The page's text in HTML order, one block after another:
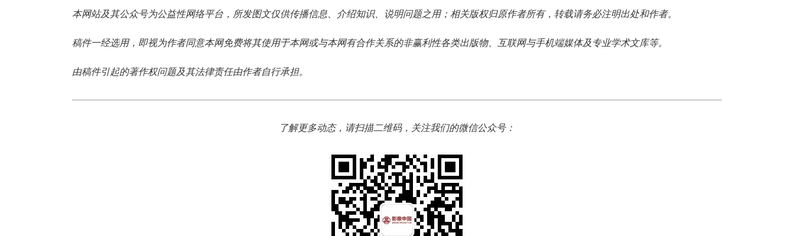
本网站及其公众号为公益性网络平台，所发图文仅供传播信息、介绍知识、说明问题之用；相关版权归原作者所有，转载请务必注明出处和作者。
稿件一经选用，即视为作者同意本网免费将其使用于本网或与本网有合作关系的非赢利性各类出版物、互联网与手机端媒体及专业学术文库等。
由稿件引起的著作权问题及其法律责任由作者自行承担。
了解更多动态，请扫描二维码，关注我们的微信公众号：